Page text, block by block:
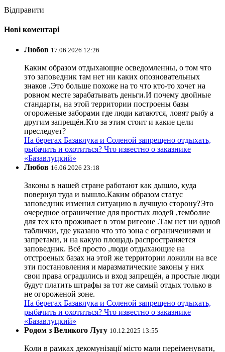
Відправити
Нові коментарі
Любов 17.06.2026 12:26
Каким образом отдыхающие осведомленны, о том что
это заповедник там нет ни каких опозновательных
знаков .Это больше похоже на то что кто-то хочет на
ровном месте зарабатывать деньги.И почему двойные
стандарты, на этой территории построены базы
огороженые заборами где люди катаются, ловят рыбу а
другим запрещён.Кто за этим стоит и какие цели
преследует?
На берегах Базавлука и Соленой запрещено отдыхать,
рыбачить и охотиться? Что известно о заказнике
«Базавлуцкий»
Любов 16.06.2026 23:18
Законы в нашей стране работают как дышло, куда
повернул туда и вышло.Каким образом статус
заповедник изменил ситуацию в лучшую сторону?Это
очередное ограничение для простых людей ,темболие
для тех кто проживает в этом ригеоне .Там нет ни одной
таблички, где указано что это зона с ограничениями и
запретами, и на какую площадь распространяется
заповедник. Всё просто ,люди отдыхающие на
отстроеных базах на этой же территории ложили на все
эти постановления и маразматические законы у них
свои права оградились и вход запрещён, а простые люди
будут платить штрафы за тот же самый отдых только в
не огороженой зоне.
На берегах Базавлука и Соленой запрещено отдыхать,
рыбачить и охотиться? Что известно о заказнике
«Базавлуцкий»
Родом з Великого Лугу 10.12.2025 13:55
Коли в рамках декомунізації місто мали переіменувати,